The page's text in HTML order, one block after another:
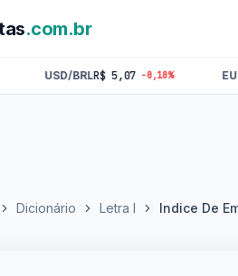
.com.br
BRL R$ 5,07 -0,10% EUR/BRL
Dicionário Letra I Indice De